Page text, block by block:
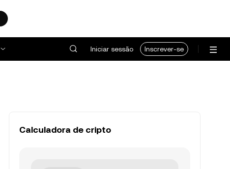
Iniciar sessão Inscrever-se
Calculadora de cripto